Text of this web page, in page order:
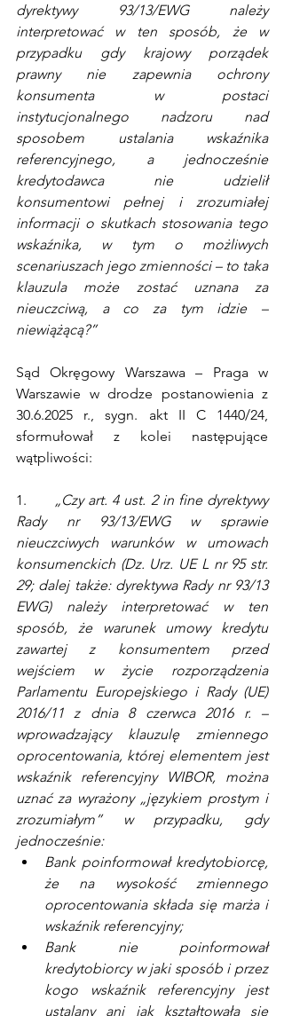
dyrektywy 93/13/EWG należy
interpretować w ten sposób, że w
przypadku gdy krajowy porządek
prawny nie zapewnia ochrony
konsumenta w postaci
instytucjonalnego nadzoru nad
sposobem ustalania wskaźnika
referencyjnego, a jednocześnie
kredytodawca nie udzielił
konsumentowi pełnej i zrozumiałej
informacji o skutkach stosowania tego
wskaźnika, w tym o możliwych
scenariuszach jego zmienności – to taka
klauzula może zostać uznana za
nieuczciwą, a co za tym idzie –
niewiążącą?”
Sąd Okręgowy Warszawa – Praga w
Warszawie w drodze postanowienia z
30.6.2025 r., sygn. akt II C 1440/24,
sformułował z kolei następujące
wątpliwości:
1.
„Czy art. 4 ust. 2 in fine dyrektywy
Rady nr 93/13/EWG w sprawie
nieuczciwych warunków w umowach
konsumenckich (Dz. Urz. UE L nr 95 str.
29; dalej także: dyrektywa Rady nr 93/13
EWG) należy interpretować w ten
sposób, że warunek umowy kredytu
zawartej z konsumentem przed
wejściem w życie rozporządzenia
Parlamentu Europejskiego i Rady (UE)
2016/11 z dnia 8 czerwca 2016 r. –
wprowadzający klauzulę zmiennego
oprocentowania, której elementem jest
wskaźnik referencyjny WIBOR, można
uznać za wyrażony „językiem prostym i
zrozumiałym” w przypadku, gdy
jednocześnie:
Bank poinformował kredytobiorcę,
że na wysokość zmiennego
oprocentowania składa się marża i
wskaźnik referencyjny;
Bank nie poinformował
kredytobiorcy w jaki sposób i przez
kogo wskaźnik referencyjny jest
ustalany ani jak kształtowała się